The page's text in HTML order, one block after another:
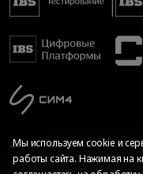
Мы используем cookie и
работы сайта. Нажимая на